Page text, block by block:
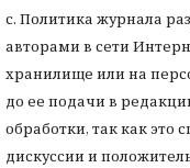
с. Политика журнала
авторами в сети
хранилище или на
до ее подачи в
обработки, так как это
дискуссии и